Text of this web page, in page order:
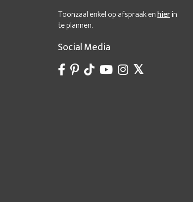
Toonzaal enkel op afspraak enhierin
te plannen.
Social Media